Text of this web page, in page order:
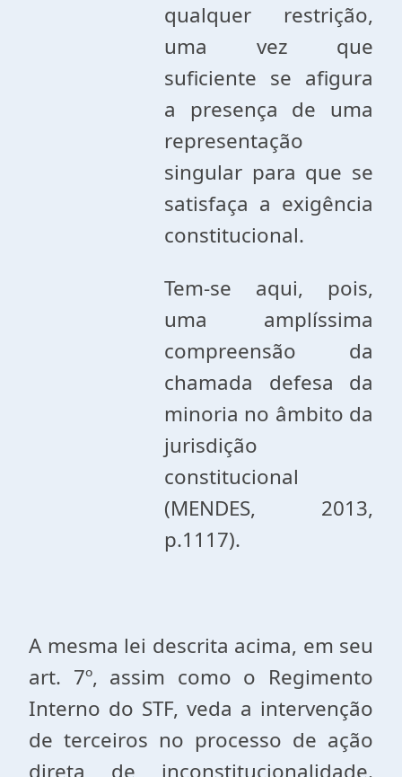
qualquer restrição,
uma vez que
suficiente se afigura
a presença de uma
representação
singular para que se
satisfaça a exigência
constitucional.
Tem-se aqui, pois,
uma amplíssima
compreensão da
chamada defesa da
minoria no âmbito da
jurisdição
constitucional
(MENDES, 2013,
p.1117).
A mesma lei descrita acima, em seu
art. 7º, assim como o Regimento
Interno do STF, veda a intervenção
de terceiros no processo de ação
direta de inconstitucionalidade.